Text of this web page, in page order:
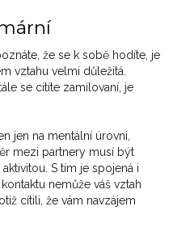
že se k sobě hodíte, je
vztahu velmi důležitá.
se cítíte zamilovaní, je
jen na mentální úrovni,
mezi partnery musí být
S tím je spojená i
nemůže váš vztah
cítili, že vám navzájem